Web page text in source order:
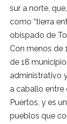
sur a norte,
como “tierra
obispado de
Con menos de
de 18
administrativo
a caballo entre
Puertos, y es
pueblos que